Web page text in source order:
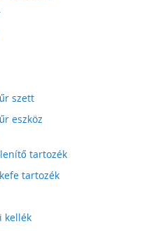
szett
eszköz
tartozék
tartozék
kellék